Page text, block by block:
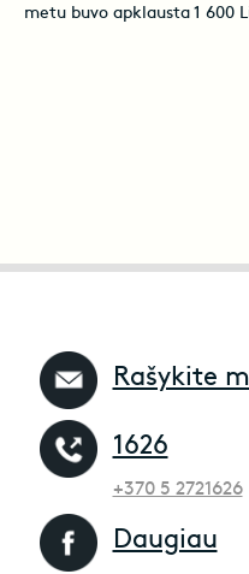
metu buvo apklausta 1 600
Rašykite
1626
+370 5 2721626
Daugiau